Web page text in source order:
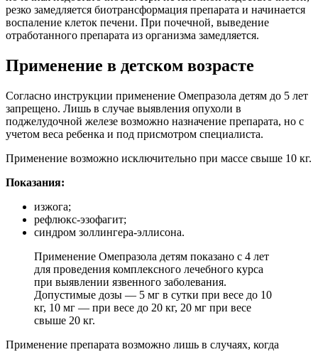
резко замедляется биотрансформация препарата и начинается
воспаление клеток печени. При почечной, выведение
отработанного препарата из организма замедляется.
Применение в детском возрасте
Согласно инструкции применение Омепразола детям до 5 лет
запрещено. Лишь в случае выявления опухоли в
поджелудочной железе возможно назначение препарата, но с
учетом веса ребенка и под присмотром специалиста.
Применение возможно исключительно при массе свыше 10 кг.
Показания:
изжога;
рефлюкс-эзофагит;
синдром золлингера-эллисона.
Применение Омепразола детям показано с 4 лет
для проведения комплексного лечебного курса
при выявлении язвенного заболевания.
Допустимые дозы — 5 мг в сутки при весе до 10
кг, 10 мг — при весе до 20 кг, 20 мг при весе
свыше 20 кг.
Применение препарата возможно лишь в случаях, когда